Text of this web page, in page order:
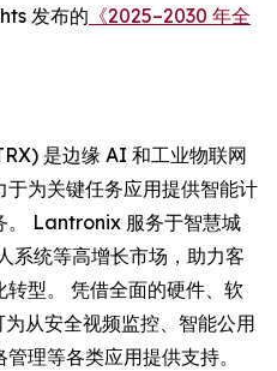
发布的 《2025–2030 年全
是边缘 AI 和工业物联网
为关键任务应用提供智能计
。 Lantronix 服务于智慧城
系统等高增长市场，助力客
转型。 凭借全面的硬件、软
从安全视频监控、智能公用
理等各类应用提供支持。